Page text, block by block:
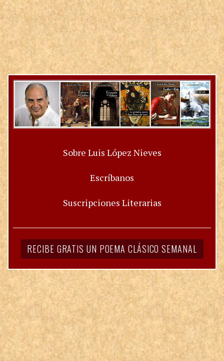
Sobre Luis López Nieves
Escríbanos
Suscripciones Literarias
RECIBE GRATIS UN POEMA CLÁSICO SEMANAL